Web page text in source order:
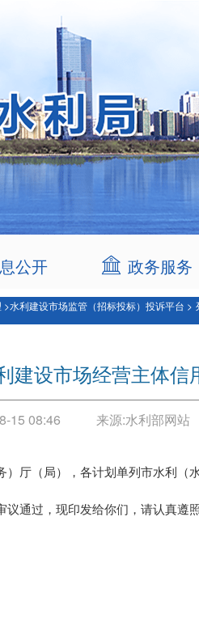
公开 政务服务
>水利建设市场监管（招标投标）投诉平台 >
建设市场经营主体信
15 08:46 来源:水利部网站
厅（局），各计划单列市水利（
通过，现印发给你们，请认真遵照